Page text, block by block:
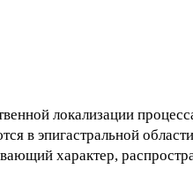
локализации
в эпигастральной
характер,